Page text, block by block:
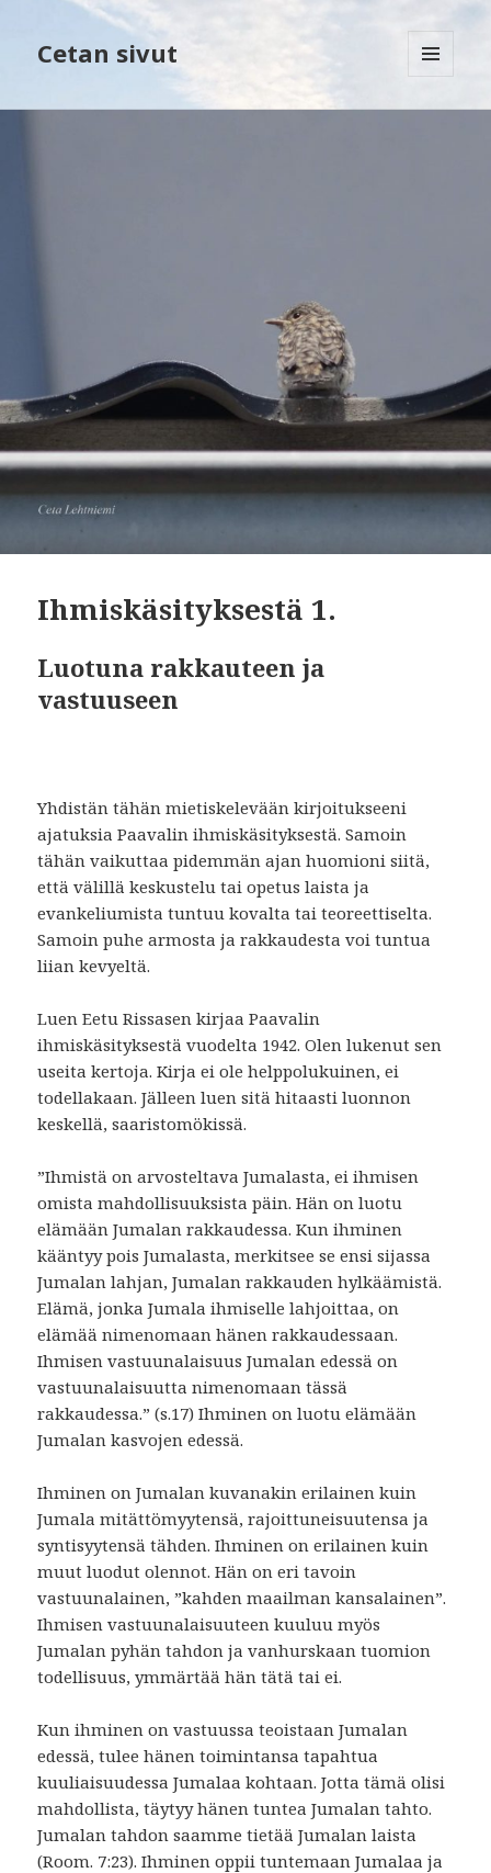
Cetan sivut
JA
Ihmiskäsityksestä 1.
Luotuna rakkauteen ja
vastuuseen
Yhdistän tähän mietiskelevään kirjoitukseeni
ajatuksia Paavalin ihmiskäsityksestä. Samoin
tähän vaikuttaa pidemmän ajan huomioni siitä,
että välillä keskustelu tai opetus laista ja
evankeliumista tuntuu kovalta tai teoreettiselta.
Samoin puhe armosta ja rakkaudesta voi tuntua
liian kevyeltä.
Luen Eetu Rissasen kirjaa Paavalin
ihmiskäsityksestä vuodelta 1942. Olen lukenut sen
useita kertoja. Kirja ei ole helppolukuinen, ei
todellakaan. Jälleen luen sitä hitaasti luonnon
keskellä, saaristomökissä.
”Ihmistä on arvosteltava Jumalasta, ei ihmisen
omista mahdollisuuksista päin. Hän on luotu
elämään Jumalan rakkaudessa. Kun ihminen
kääntyy pois Jumalasta, merkitsee se ensi sijassa
Jumalan lahjan, Jumalan rakkauden hylkäämistä.
Elämä, jonka Jumala ihmiselle lahjoittaa, on
elämää nimenomaan hänen rakkaudessaan.
Ihmisen vastuunalaisuus Jumalan edessä on
vastuunalaisuutta nimenomaan tässä
rakkaudessa.” (s.17) Ihminen on luotu elämään
Jumalan kasvojen edessä.
Ihminen on Jumalan kuvanakin erilainen kuin
Jumala mitättömyytensä, rajoittuneisuutensa ja
syntisyytensä tähden. Ihminen on erilainen kuin
muut luodut olennot. Hän on eri tavoin
vastuunalainen, ”kahden maailman kansalainen”.
Ihmisen vastuunalaisuuteen kuuluu myös
Jumalan pyhän tahdon ja vanhurskaan tuomion
todellisuus, ymmärtää hän tätä tai ei.
Kun ihminen on vastuussa teoistaan Jumalan
edessä, tulee hänen toimintansa tapahtua
kuuliaisuudessa Jumalaa kohtaan. Jotta tämä olisi
mahdollista, täytyy hänen tuntea Jumalan tahto.
Jumalan tahdon saamme tietää Jumalan laista
(Room. 7:23). Ihminen oppii tuntemaan Jumalaa ja